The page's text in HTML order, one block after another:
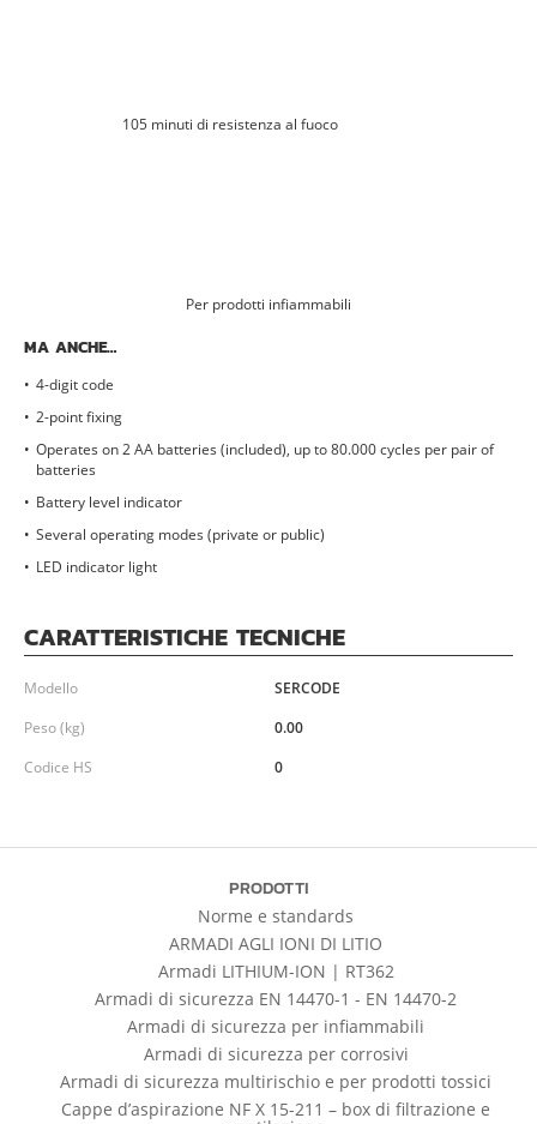
105 minuti di resistenza al fuoco
Per prodotti infiammabili
MA ANCHE…
4-digit code
2-point fixing
Operates on 2 AA batteries (included), up to 80.000 cycles per pair of
batteries
Battery level indicator
Several operating modes (private or public)
LED indicator light
CARATTERISTICHE TECNICHE
Modello
SERCODE
Peso (kg)
0.00
Codice HS
0
PRODOTTI
Norme e standards
ARMADI AGLI IONI DI LITIO
Armadi LITHIUM-ION | RT362
Armadi di sicurezza EN 14470-1 - EN 14470-2
Armadi di sicurezza per infiammabili
Armadi di sicurezza per corrosivi
Armadi di sicurezza multirischio e per prodotti tossici
Cappe d’aspirazione NF X 15-211 – box di filtrazione e